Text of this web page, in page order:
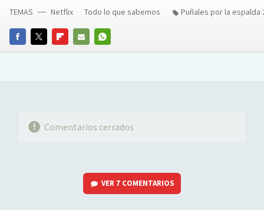
FACEBOOKTWITTERFLIPBOARD
E-
WHATSAPP
TEMAS Netflix Todo lo que sabemos Puñales por la espalda
Comentarios cerrados
VER 7 COMENTARIOS